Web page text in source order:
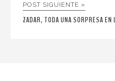
POST SIGUIENTE »
ZADAR, TODA UNA SORPRESA EN